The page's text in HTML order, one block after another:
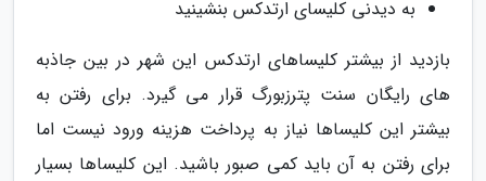
به دیدنی کلیسای ارتدکس بنشینید
بازدید از بیشتر کلیساهای ارتدکس این شهر در بین جاذبه
های رایگان سنت پترزبورگ قرار می گیرد. برای رفتن به
بیشتر این کلیساها نیاز به پرداخت هزینه ورود نیست اما
برای رفتن به آن باید کمی صبور باشید. این کلیساها بسیار